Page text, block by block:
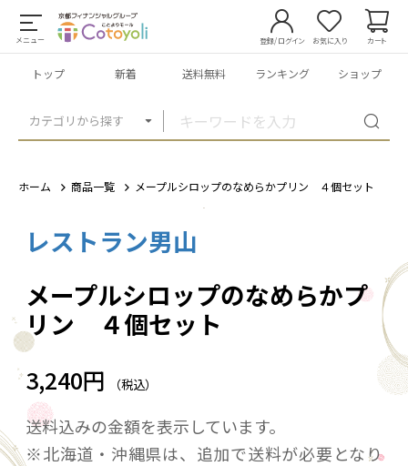
メニュー
カテゴリから探す
登録/ログイン お気に入り カート
トップ 新着 送料無料 ランキング ショップ
ホーム 商品一覧 メープルシロップのなめらかプリン ４個セット
レストラン男山
メープルシロップのなめらかプ
リン ４個セット
3,240円 （税込）
送料込みの金額を表示しています。
※北海道・沖縄県は、追加で送料が必要となり